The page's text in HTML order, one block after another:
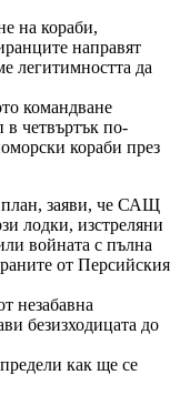
на кораби,
направят
легитимността да
командване
четвъртък по-
кораби през
план, заяви, че САЩ
лодки, изстреляни
войната с пълна
от Персийския
незабавна
безизходицата до
как ще се